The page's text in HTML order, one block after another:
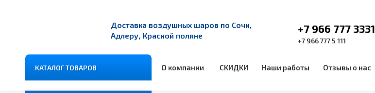
Доставка воздушных шаров по Сочи,
Адлеру, Красной поляне
+7 966 777 3331
+7 966 777 5 111
КАТАЛОГ ТОВАРОВ О компании СКИДКИ Наши работы Отзывы о нас